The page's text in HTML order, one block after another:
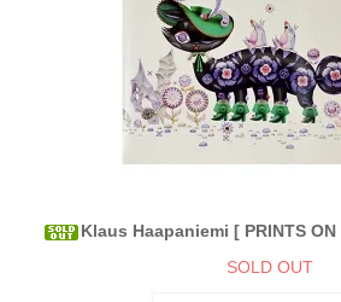
Klaus Haapaniemi [ PRINTS
SOLD OUT